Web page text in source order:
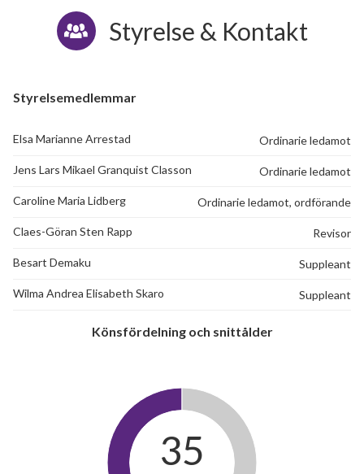
Styrelse & Kontakt
Styrelsemedlemmar
Elsa Marianne Arrestad Ordinarie ledamot
Jens Lars Mikael Granquist Classon Ordinarie ledamot
Caroline Maria Lidberg Ordinarie ledamot, ordförande
Claes-Göran Sten Rapp Revisor
Besart Demaku Suppleant
Wilma Andrea Elisabeth Skaro Suppleant
Könsfördelning och snittålder
35